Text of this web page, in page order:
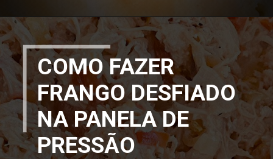
COMO FAZER
FRANGO DESFIADO
NA PANELA DE
PRESSÃO